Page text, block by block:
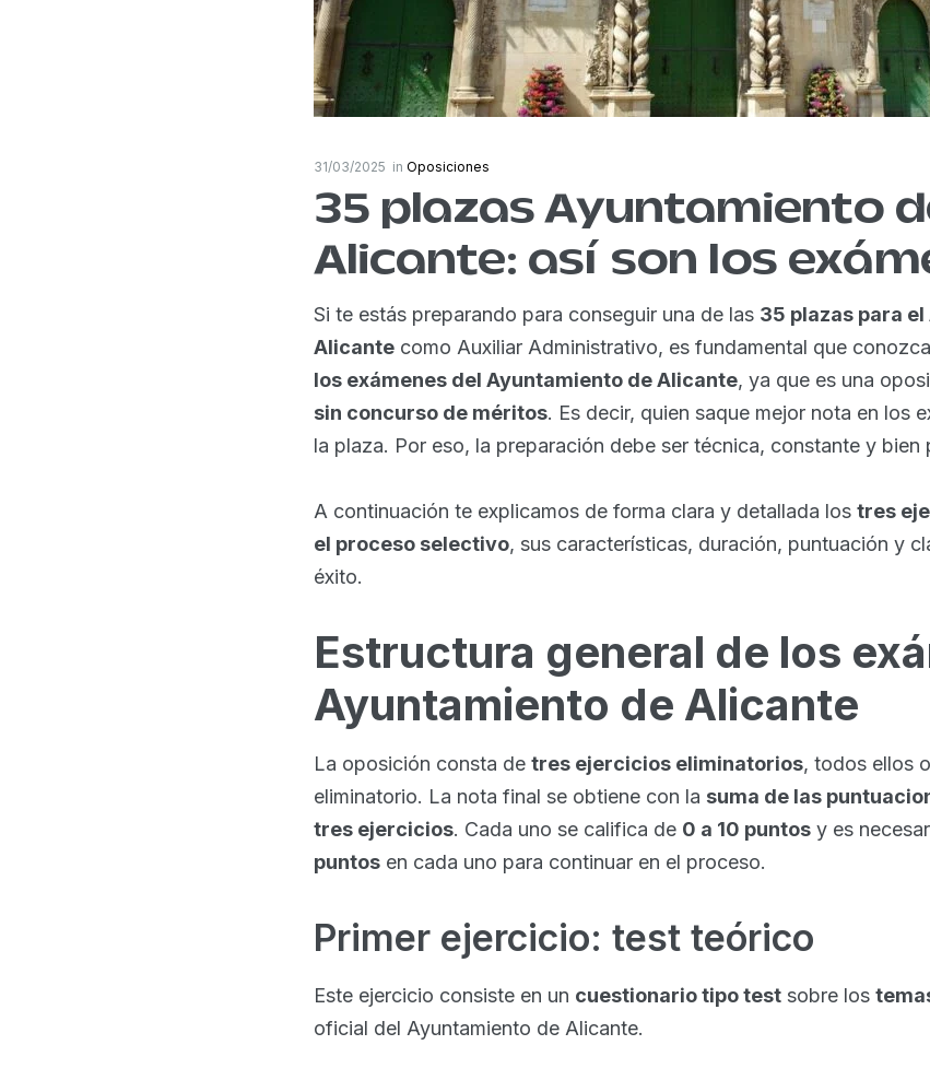
31/03/2025 in Oposiciones
35 plazas Ayuntamiento
Alicante: así son los
Si te estás preparando para conseguir una de las 35 plazas para
Alicante como Auxiliar Administrativo, es fundamental que
los exámenes del Ayuntamiento de Alicante, ya que es una
sin concurso de méritos. Es decir, quien saque mejor nota en los
la plaza. Por eso, la preparación debe ser técnica, constante y bien
A continuación te explicamos de forma clara y detallada los tres
el proceso selectivo, sus características, duración, puntuación y
éxito.
Estructura general de los
Ayuntamiento de Alicante
La oposición consta de tres ejercicios eliminatorios, todos ellos
eliminatorio. La nota final se obtiene con la suma de las
tres ejercicios. Cada uno se califica de 0 a 10 puntos y es
puntos en cada uno para continuar en el proceso.
Primer ejercicio: test teórico
Este ejercicio consiste en un cuestionario tipo test sobre los
oficial del Ayuntamiento de Alicante.